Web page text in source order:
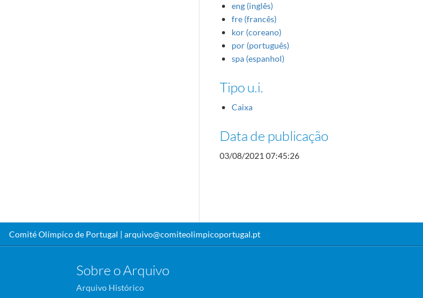
eng (inglês)
fre (francês)
kor (coreano)
por (português)
spa (espanhol)
Tipo u.i.
Caixa
Data de publicação
03/08/2021 07:45:26
Comité Olímpico de Portugal | arquivo@comiteolimpicoportugal.pt
Sobre o Arquivo
Arquivo Histórico